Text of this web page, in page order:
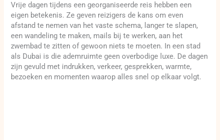
Vrije dagen tijdens een georganiseerde reis hebben een
eigen betekenis. Ze geven reizigers de kans om even
afstand te nemen van het vaste schema, langer te slapen,
een wandeling te maken, mails bij te werken, aan het
zwembad te zitten of gewoon niets te moeten. In een stad
als Dubai is die ademruimte geen overbodige luxe. De dagen
zijn gevuld met indrukken, verkeer, gesprekken, warmte,
bezoeken en momenten waarop alles snel op elkaar volgt.